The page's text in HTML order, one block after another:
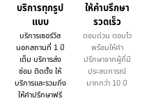
บริการทุกรูป
แบบ
บริการเซอร์วิส
นอกสถานที่ 1 ปี
เต็ม บริการส่ง
ซ่อม ติดตั้ง ให้
บริการและรวมถึง
ให้คำปรึกษาฟรี
ให้คำบรึกษา
รวดเร็ว
ตอบด่วน ตอบไว
พร้อมให้คำ
ปรึกษาจากผู้ที่มี
ประสบการณ์
มากกว่า 10 ปี